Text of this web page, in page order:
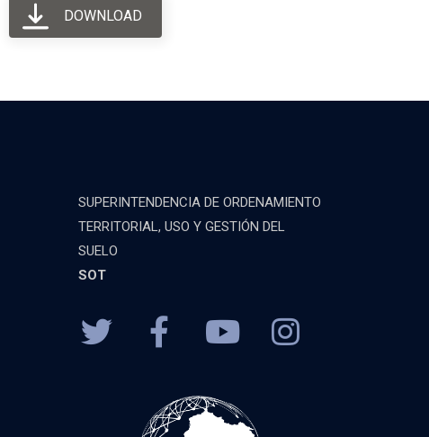
DOWNLOAD
SUPERINTENDENCIA DE ORDENAMIENTO
TERRITORIAL, USO Y GESTIÓN DEL
SUELO
SOT